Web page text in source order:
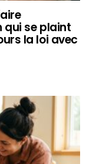
qui se plaint
la loi avec